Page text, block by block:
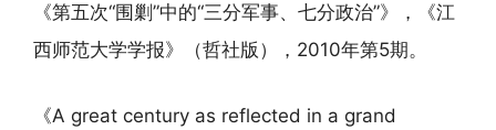
《第五次“围剿”中的“三分军事、七分政治”》，《江
西师范大学学报》（哲社版），2010年第5期。
《A great century as reflected in a grand